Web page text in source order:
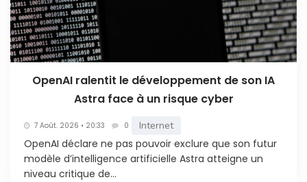
OpenAI ralentit le développement de son IA
Astra face à un risque cyber
7 Août. 2026 • 20:33 0 Internet
OpenAI déclare ne pas pouvoir exclure que son futur
modèle d’intelligence artificielle Astra atteigne un
niveau critique de...